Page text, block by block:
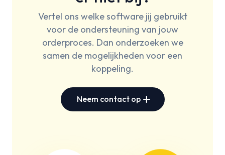
Vertel ons welke software jij gebruikt
voor de ondersteuning van jouw
orderproces. Dan onderzoeken we
samen de mogelijkheden voor een
koppeling.
add
Neem contact op